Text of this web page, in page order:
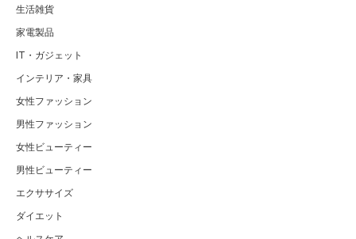
生活雑貨
家電製品
IT・ガジェット
インテリア・家具
女性ファッション
男性ファッション
女性ビューティー
男性ビューティー
エクササイズ
ダイエット